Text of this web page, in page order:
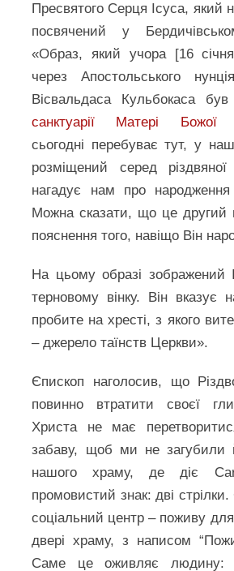
Пресвятого Серця Ісуса, який
посвячений у
«Образ, який учора [16
через Апостольського
Вісвальдаса Кульбокаса
санктуарії Матері Божої
сьогодні перебуває тут, у
розміщений серед
нагадує нам про
Можна сказати, що це другий
пояснення того, навіщо Він
На цьому образі зображений
терновому вінку. Він вказує
пробите на хресті, з якого
– джерело таїнств Церкви».
Єпископ наголосив, що
повинно втратити своєї
Христа не має
забаву, щоб ми не загубили
нашого храму, де діє
промовистий знак: дві
соціальний центр – поживу
двері храму, з написом
Саме це оживляє людину: